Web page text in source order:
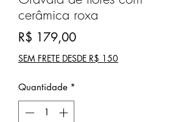
cerâmica roxa
R$ 179,00Preço
SEM FRETE DESDE R$ 150
Quantidade *